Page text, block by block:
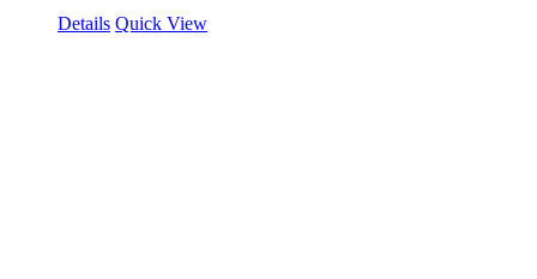
Details Quick View